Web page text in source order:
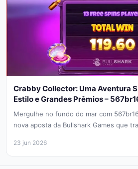
Crabby Collector: Uma Aventura
Estilo e Grandes Prêmios –
Mergulhe no fundo do mar com
nova aposta da Bullshark Games que
23 jun 2026